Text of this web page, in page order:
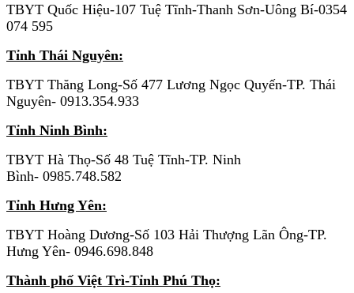
TBYT Quốc Hiệu-107 Tuệ Tĩnh-Thanh Sơn-Uông Bí-0354
074 595
Tỉnh Thái Nguyên:
TBYT Thăng Long-Số 477 Lương Ngọc Quyến-TP. Thái
Nguyên- 0913.354.933
Tỉnh Ninh Bình:
TBYT Hà Thọ-Số 48 Tuệ Tĩnh-TP. Ninh
Bình- 0985.748.582
Tỉnh Hưng Yên:
TBYT Hoàng Dương-Số 103 Hải Thượng Lãn Ông-TP.
Hưng Yên- 0946.698.848
Thành phố Việt Trì-Tỉnh Phú Thọ: